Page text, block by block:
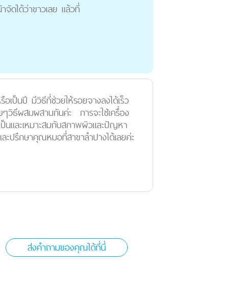
ดได้ว่าขาวเลย แล้วที่
เป็นปี มีวิธีที่ช่วยให้รอยจางลงได้เร็ว
ๆวิธีผสมผสานกันค่ะ การจะใช้เครื่อง
และเหมาะสมกับสภาพผิวและปัญหา
ปรึกษาคุณหมอที่สาขาลำปางได้เลยค่ะ
ส่งคำถามของคุณได้ที่นี่